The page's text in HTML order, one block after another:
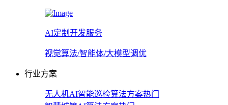
AI定制开发服务
视觉算法/智能体/大模型调优
行业方案
无人机AI智能巡检算法方案热门